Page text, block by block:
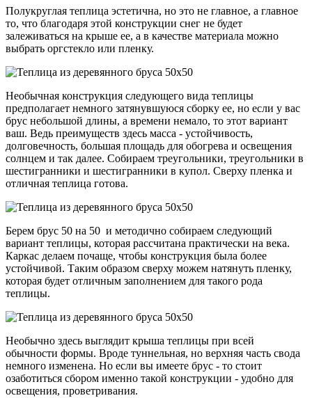
Полукруглая теплица эстетична, но это не главное, а главное
то, что благодаря этой конструкции снег не будет
залеживаться на крыше ее, а в качестве материала можно
выбрать оргстекло или пленку.
Необычная конструкция следующего вида теплицы
предполагает немного затянувшуюся сборку ее, но если у вас
брус небольшой длины, а времени немало, то этот вариант
ваш. Ведь преимуществ здесь масса - устойчивость,
долговечность, большая площадь для обогрева и освещения
солнцем и так далее. Собираем треугольники, треугольники в
шестигранники и шестигранники в купол. Сверху пленка и
отличная теплица готова.
Берем брус 50 на 50 и методично собираем следующий
вариант теплицы, которая рассчитана практически на века.
Каркас делаем почаще, чтобы конструкция была более
устойчивой. Таким образом сверху можем натянуть пленку,
которая будет отличным заполнением для такого рода
теплицы.
Необычно здесь выглядит крыша теплицы при всей
обычности формы. Вроде туннельная, но верхняя часть свода
немного изменена. Но если вы имеете брус - то стоит
озаботиться сбором именно такой конструкции - удобно для
освещения, проветривания.